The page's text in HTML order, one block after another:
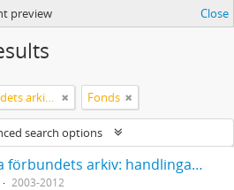
preview Close
Svenska humanistiska förbundets arkiv: handlingar 2003-2012 Fonds
search options
Svenska humanistiska förbundets arkiv: handlingar 2003-2012
2003-2012